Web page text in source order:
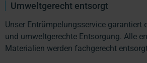
Umweltgerecht entsorgt
Unser Entrümpelungsservice garantiert
und umweltgerechte Entsorgung. Alle
Materialien werden fachgerecht